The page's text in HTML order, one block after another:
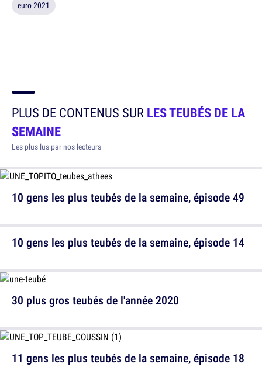
euro 2021
PLUS DE CONTENUS SURLES TEUBÉS DE LA
SEMAINE
Les plus lus par nos lecteurs
10 gens les plus teubés de la semaine, épisode 49
30 plus gros teubés de l'année 2020
10 gens les plus teubés de la semaine, épisode 14
11 gens les plus teubés de la semaine, épisode 18